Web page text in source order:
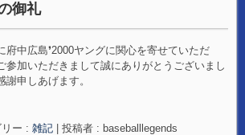
御礼
府中広島❜2000ヤングに関心を寄せていただ
参加いただきまして誠にありがとうございまし
申しあげます。
ー : 雑記 投稿者 : baseballlegends